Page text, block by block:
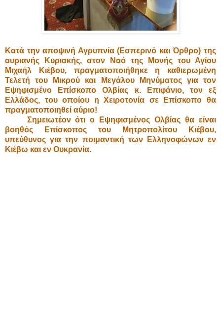
Κατά την αποψινή Αγρυπνία (Εσπερινό και Όρθρο) της
αυριανής Κυριακής, στον Ναό της Μονής του Αγίου
Μιχαήλ Κιέβου, πραγματοποιήθηκε η καθιερωμένη
Τελετή του Μικρού και Μεγάλου Μηνύματος για τον
Εψηφισμένο Επίσκοπο Ολβίας κ. Επιφάνιο, τον εξ
Ελλάδος, του οποίου η Χειροτονία σε Επίσκοπο θα
πραγματοποιηθεί αύριο!
Σημειωτέον ότι ο Εψηφισμένος Ολβίας θα είναι
βοηθός Επίσκοπος του Μητροπολίτου Κιέβου,
υπεύθυνος για την ποιμαντική των Ελληνοφώνων εν
Κιέβω και εν Ουκρανία.